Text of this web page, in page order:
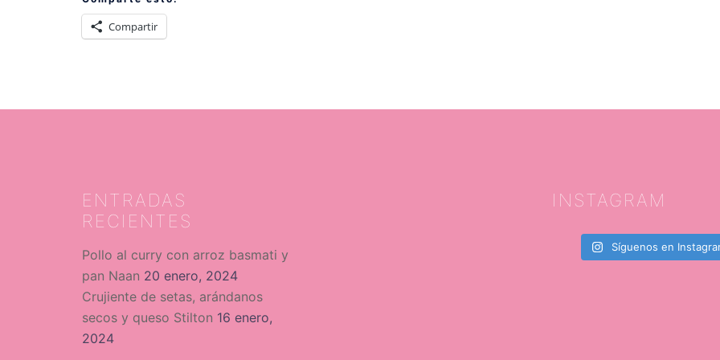
Compartir
ENTRADAS
RECIENTES
Pollo al curry con arroz basmati y
pan Naan 20 enero, 2024
Crujiente de setas, arándanos
secos y queso Stilton 16 enero,
2024
INSTAGRAM
Síguenos en